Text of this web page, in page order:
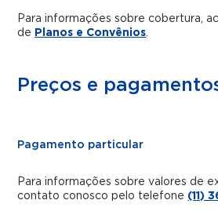
Para informações sobre cobertura,
de Planos e Convênios.
Preços e
Pagamento particular
Para informações sobre valores de
contato conosco pelo telefone (11)